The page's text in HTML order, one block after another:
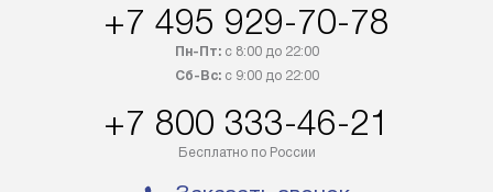
регионы осуществляется через
100% предоплаты наша компания
до представительства
транспортной компании в городе
Стоимость
обеспечивают
+7 495 929-70-78
Пн-Пт:с 8:00 до 22:00
Сб-Вс:с 9:00 до 22:00
+7 800 333-46-21
Бесплатно по России